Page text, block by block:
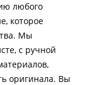
любого
которое
Мы
с ручной
оригинала. Вы